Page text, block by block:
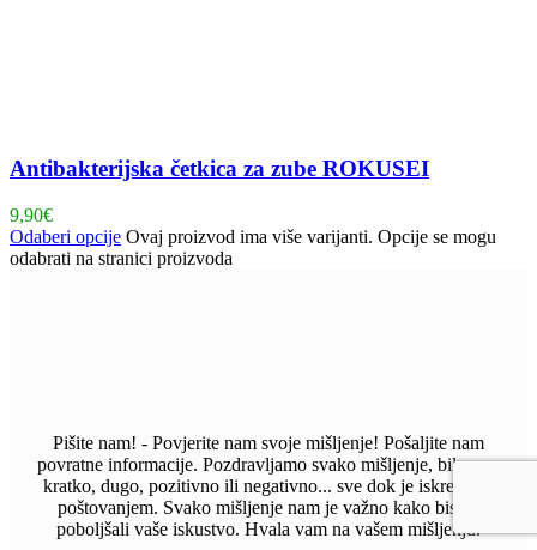
Antibakterijska četkica za zube ROKUSEI
9,90€
Odaberi opcije Ovaj proizvod ima više varijanti. Opcije se mogu
odabrati na stranici proizvoda
Pišite nam! - Povjerite nam svoje mišljenje! Pošaljite nam
povratne informacije. Pozdravljamo svako mišljenje, bilo ono
kratko, dugo, pozitivno ili negativno... sve dok je iskreno i s
poštovanjem. Svako mišljenje nam je važno kako bismo
poboljšali vaše iskustvo. Hvala vam na vašem mišljenju.